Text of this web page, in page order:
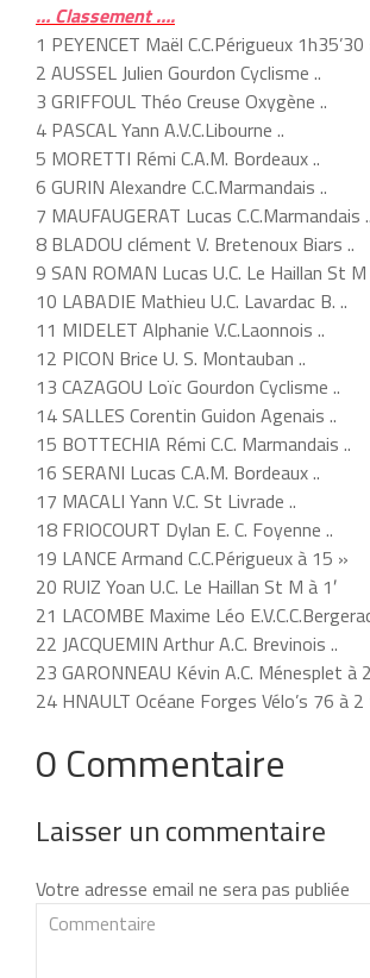
… Classement ….
1 PEYENCET Maël C.C.Périgueux 1h35’30
2 AUSSEL Julien Gourdon Cyclisme ..
3 GRIFFOUL Théo Creuse Oxygène ..
4 PASCAL Yann A.V.C.Libourne ..
5 MORETTI Rémi C.A.M. Bordeaux ..
6 GURIN Alexandre C.C.Marmandais ..
7 MAUFAUGERAT Lucas C.C.Marmandais ..
8 BLADOU clément V. Bretenoux Biars ..
9 SAN ROMAN Lucas U.C. Le Haillan St M
10 LABADIE Mathieu U.C. Lavardac B. ..
11 MIDELET Alphanie V.C.Laonnois ..
12 PICON Brice U. S. Montauban ..
13 CAZAGOU Loïc Gourdon Cyclisme ..
14 SALLES Corentin Guidon Agenais ..
15 BOTTECHIA Rémi C.C. Marmandais ..
16 SERANI Lucas C.A.M. Bordeaux ..
17 MACALI Yann V.C. St Livrade ..
18 FRIOCOURT Dylan E. C. Foyenne ..
19 LANCE Armand C.C.Périgueux à 15 »
20 RUIZ Yoan U.C. Le Haillan St M à 1′
21 LACOMBE Maxime Léo
22 JACQUEMIN Arthur A.C. Brevinois ..
23 GARONNEAU Kévin A.C. Ménesplet à
24 HNAULT Océane Forges Vélo’s 76 à
0 Commentaire
Laisser un commentaire
Votre adresse email ne sera pas publiée